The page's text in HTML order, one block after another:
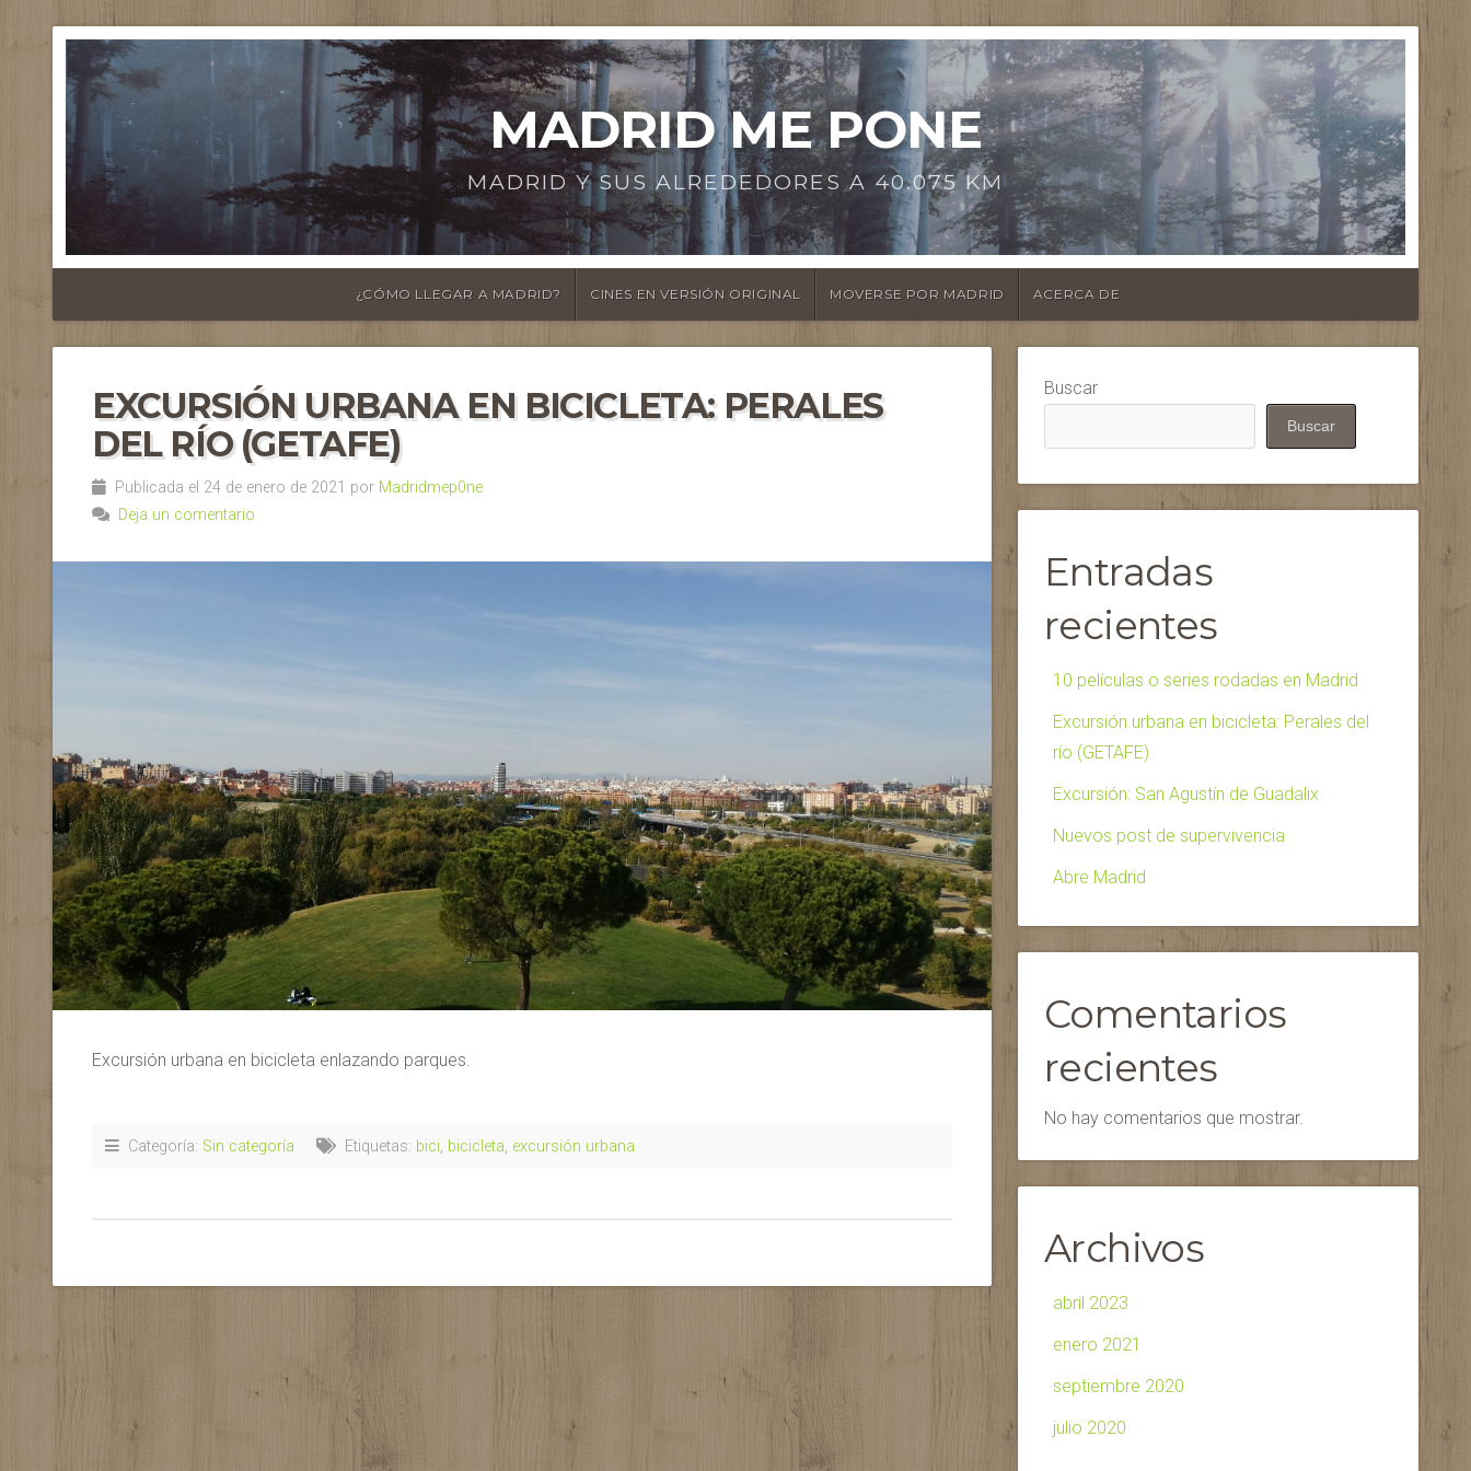
MADRID ME PONE
MADRID Y SUS ALREDEDORES A 40.075 KM
¿CÓMO LLEGAR A MADRID? CINES EN VERSIÓN ORIGINAL MOVERSE POR MADRID ACERCA DE
EXCURSIÓN URBANA EN BICICLETA: PERALES
DEL RÍO (GETAFE)
Publicada el 24 de enero de 2021 por Madridmep0ne
Deja un comentario
Excursión urbana en bicicleta enlazando parques.
Categoría: Sin categoría Etiquetas: bici, bicicleta, excursión urbana
Buscar
Buscar
Entradas
recientes
10 películas o series rodadas en Madrid
Excursión urbana en bicicleta: Perales del
río (GETAFE)
Excursión: San Agustín de Guadalix
Nuevos post de supervivencia
Abre Madrid
Comentarios
recientes
No hay comentarios que mostrar.
Archivos
abril 2023
enero 2021
septiembre 2020
julio 2020